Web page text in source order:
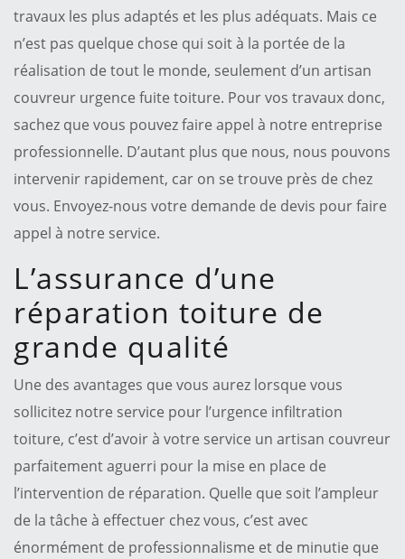
travaux les plus adaptés et les plus adéquats. Mais ce
n’est pas quelque chose qui soit à la portée de la
réalisation de tout le monde, seulement d’un artisan
couvreur urgence fuite toiture. Pour vos travaux donc,
sachez que vous pouvez faire appel à notre entreprise
professionnelle. D’autant plus que nous, nous pouvons
intervenir rapidement, car on se trouve près de chez
vous. Envoyez-nous votre demande de devis pour faire
appel à notre service.
L’assurance d’une
réparation toiture de
grande qualité
Une des avantages que vous aurez lorsque vous
sollicitez notre service pour l’urgence infiltration
toiture, c’est d’avoir à votre service un artisan couvreur
parfaitement aguerri pour la mise en place de
l’intervention de réparation. Quelle que soit l’ampleur
de la tâche à effectuer chez vous, c’est avec
énormément de professionnalisme et de minutie que